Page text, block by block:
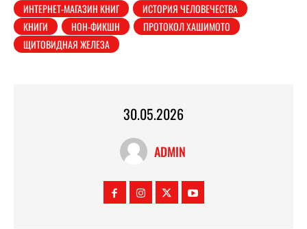
ИНТЕРНЕТ-МАГАЗИН КНИГ
ИСТОРИЯ ЧЕЛОВЕЧЕСТВА
КНИГИ
НОН-ФИКШН
ПРОТОКОЛ ХАШИМОТО
ЩИТОВИДНАЯ ЖЕЛЕЗА
30.05.2026
ADMIN